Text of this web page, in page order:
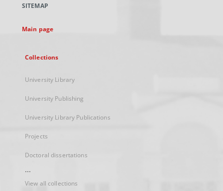
new
SITEMAP
Main page
Collections
University Library
University Publishing
University Library Publications
Projects
Doctoral dissertations
...
View all collections